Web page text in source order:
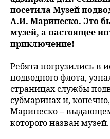
посетила Музей
А.И. Маринеско. Это
музей, а настоящее
приключение!
Ребята погрузились в
подводного флота,
страницах службы
субмаринах и,
Маринеско –
которого назван музей.